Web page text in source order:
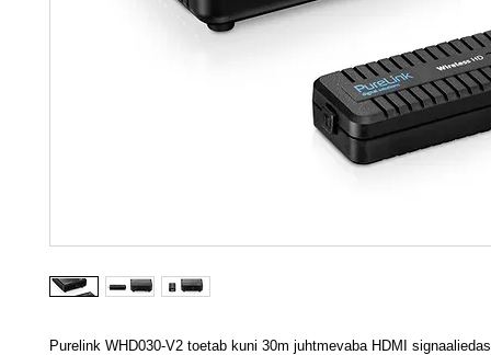
Purelink WHD030-V2 toetab kuni 30m juhtmevaba HDMI